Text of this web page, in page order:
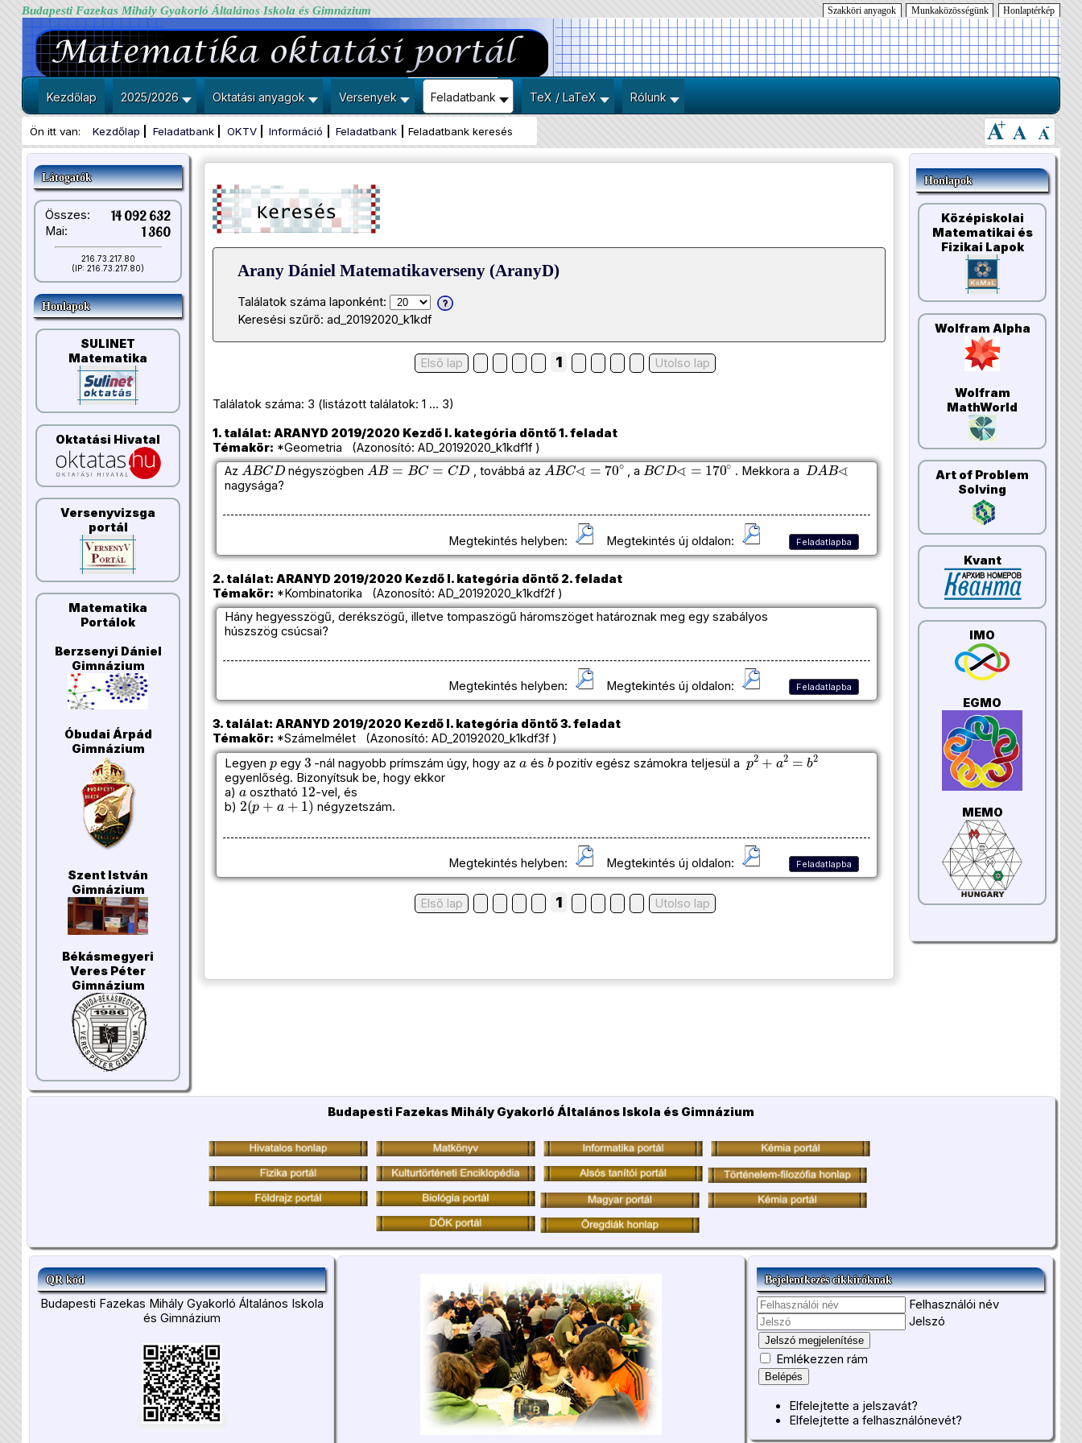
Budapesti Fazekas Mihály Gyakorló Általános Iskola és Gimnázium Honlaptérkép
Munkaközösségünk
Szakköri anyagok
Kezdőlap 2025/2026 Oktatási anyagok Versenyek Feladatbank TeX / LaTeX Rólunk
Ön itt van: Kezdőlap Feladatbank OKTV Információ Feladatbank Feladatbank keresés
Látogatók
Összes: 14 092 632
Mai: 1 360
216.73.217.80
(IP: 216.73.217.80)
Honlapok
SULINET
Matematika
Oktatási Hivatal
Versenyvizsga
portál
Matematika
Portálok
Berzsenyi Dániel
Gimnázium
Óbudai Árpád
Gimnázium
Szent István
Gimnázium
Békásmegyeri
Veres Péter
Gimnázium
Arany Dániel Matematikaverseny (AranyD)
Találatok száma laponként:
Keresési szűrő: ad_20192020_k1kdf
Első lap 1 Utolso lap
Találatok száma: 3 (listázott találatok: 1 ... 3)
1. találat: ARANYD 2019/2020 Kezdő I. kategória döntő 1. feladat
Témakör: *Geometria (Azonosító: AD_20192020_k1kdf1f )
Az
ABCD
négyszögben
AB=BC=CD
, továbbá az
ABC∢=70∘
, a
BCD∢=170∘
. Mekkora a
DAB∢
nagysága?
Megtekintés helyben: Megtekintés új oldalon: Feladatlapba
2. találat: ARANYD 2019/2020 Kezdő I. kategória döntő 2. feladat
Témakör: *Kombinatorika (Azonosító: AD_20192020_k1kdf2f )
Hány hegyesszögű, derékszögű, illetve tompaszögű háromszöget határoznak meg egy szabályos
húszszög csúcsai?
Megtekintés helyben: Megtekintés új oldalon: Feladatlapba
3. találat: ARANYD 2019/2020 Kezdő I. kategória döntő 3. feladat
Témakör: *Számelmélet (Azonosító: AD_20192020_k1kdf3f )
Legyen
p
egy
3
-nál nagyobb prímszám úgy, hogy az
a
és
b
pozitív egész számokra teljesül a
p2+a2=b2
egyenlőség. Bizonyítsuk be, hogy ekkor
a)
a
osztható
12
-vel, és
b)
2(p+a+1)
négyzetszám.
Megtekintés helyben: Megtekintés új oldalon: Feladatlapba
Első lap 1 Utolso lap
Honlapok
Középiskolai
Matematikai és
Fizikai Lapok
Wolfram Alpha
Wolfram
MathWorld
Art of Problem
Solving
Kvant
IMO
EGMO
MEMO
Budapesti Fazekas Mihály Gyakorló Általános Iskola és Gimnázium
QR kód
Budapesti Fazekas Mihály Gyakorló Általános Iskola
és Gimnázium
Bejelentkezés cikkíróknak
Felhasználói név
Jelszó
Jelszó megjelenítése
Emlékezzen rám
Belépés
Elfelejtette a jelszavát?
Elfelejtette a felhasználónevét?